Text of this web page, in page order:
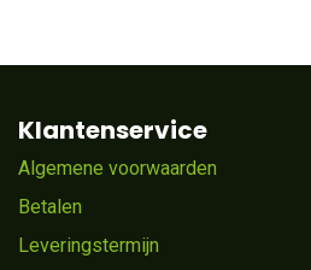
Klantenservice
Algemene voorwaarden
Betalen
Leveringstermijn